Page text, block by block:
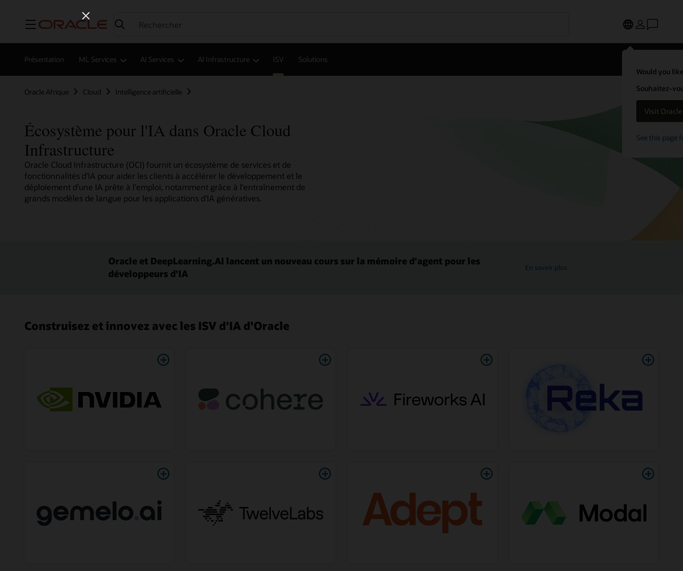
Menu
Would you
Souhaitez-
Visit
See this page
Présentation ML Services AI Services AI Infrastructure ISV Solutions
Oracle Afrique Cloud Intelligence artificielle
Écosystème pour l'IA dans Oracle Cloud
Infrastructure
Oracle Cloud Infrastructure (OCI) fournit un écosystème de services et de
fonctionnalités d'IA pour aider les clients à accélérer le développement et le
déploiement d'une IA prête à l'emploi, notamment grâce à l'entraînement de
grands modèles de langue pour les applications d'IA génératives.
Oracle et DeepLearning.AI lancent un nouveau cours sur la mémoire d'agent pour les
développeurs d'IA
En savoir plus
Construisez et innovez avec les ISV d'IA d'Oracle